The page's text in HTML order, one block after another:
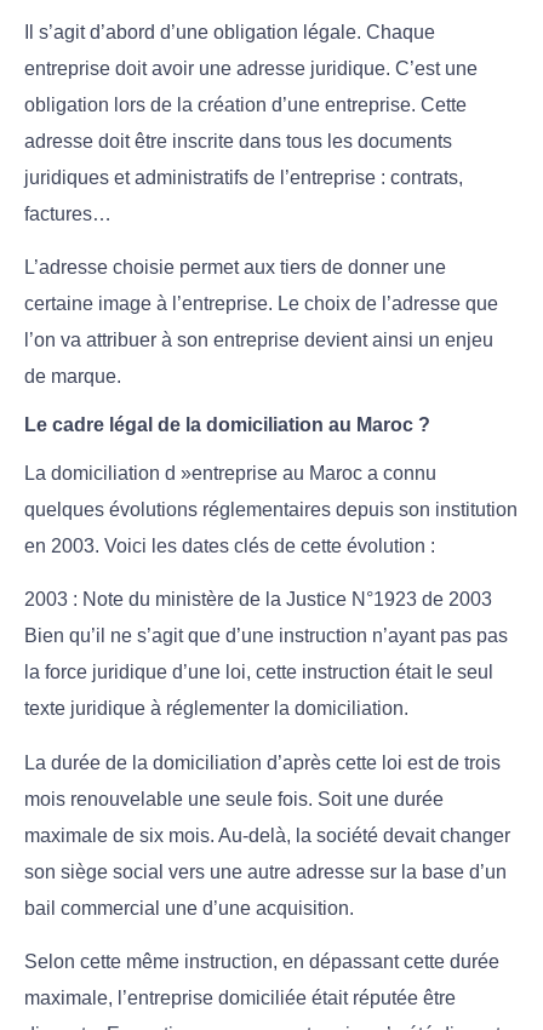
Il s’agit d’abord d’une obligation légale. Chaque
entreprise doit avoir une adresse juridique. C’est une
obligation lors de la création d’une entreprise. Cette
adresse doit être inscrite dans tous les documents
juridiques et administratifs de l’entreprise : contrats,
factures…
L’adresse choisie permet aux tiers de donner une
certaine image à l’entreprise. Le choix de l’adresse que
l’on va attribuer à son entreprise devient ainsi un enjeu
de marque.
Le cadre légal de la domiciliation au Maroc ?
La domiciliation d »entreprise au Maroc a connu
quelques évolutions réglementaires depuis son institution
en 2003. Voici les dates clés de cette évolution :
2003 : Note du ministère de la Justice N°1923 de 2003
Bien qu’il ne s’agit que d’une instruction n’ayant pas pas
la force juridique d’une loi, cette instruction était le seul
texte juridique à réglementer la domiciliation.
La durée de la domiciliation d’après cette loi est de trois
mois renouvelable une seule fois. Soit une durée
maximale de six mois. Au-delà, la société devait changer
son siège social vers une autre adresse sur la base d’un
bail commercial une d’une acquisition.
Selon cette même instruction, en dépassant cette durée
maximale, l’entreprise domiciliée était réputée être